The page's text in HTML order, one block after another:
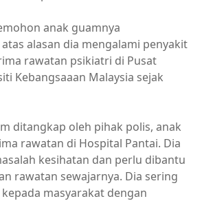
anak guamnya
alasan dia mengalami penyakit
rawatan psikiatri di Pusat
Kebangsaaan Malaysia sejak
ditangkap oleh pihak polis, anak
rawatan di Hospital Pantai. Dia
kesihatan dan perlu dibantu
rawatan sewajarnya. Dia sering
masyarakat dengan